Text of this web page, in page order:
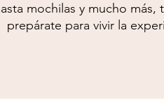
mochilas y mucho
prepárate para vivir la